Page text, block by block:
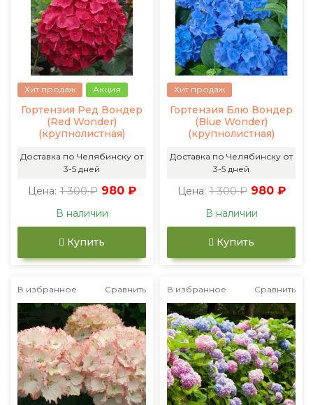
Хит продаж Акция
Гортензия Ред Вондер
(Red Wonder)
(крупнолистная)
Доставка по Челябинску от
3-5 дней
Цена: 1 300 ₽ 980 ₽
В наличии
Купить
Хит продаж
Гортензия Блю Вондер
(Blue Wonder)
(крупнолистная)
Доставка по Челябинску от
3-5 дней
Цена: 1 300 ₽ 980 ₽
В наличии
Купить
В избранное Сравнить В избранное Сравнить